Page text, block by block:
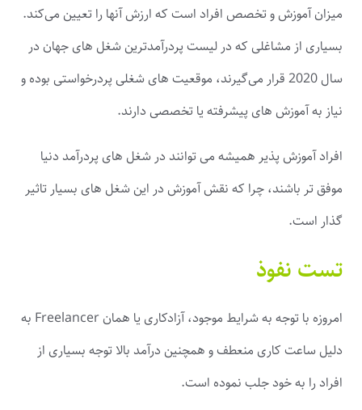
میزان آموزش و تخصص افراد است که ارزش آنها را تعیین می‌کند.
بسیاری از مشاغلی که در لیست پردرآمدترین شغل های جهان در
سال 2020 قرار می‌گیرند، موقعیت های شغلی پردرخواستی بوده و
نیاز به آموزش های پیشرفته یا تخصصی دارند.
افراد آموزش پذیر همیشه می توانند در شغل های پردرآمد دنیا
موفق تر باشند، چرا که نقش آموزش در این شغل های بسیار تاثیر
گذار است.
تست نفوذ
امروزه با توجه به شرایط موجود، آزادکاری یا همان Freelancer به
دلیل ساعت کاری منعطف و همچنین درآمد بالا توجه بسیاری از
افراد را به خود جلب نموده است.